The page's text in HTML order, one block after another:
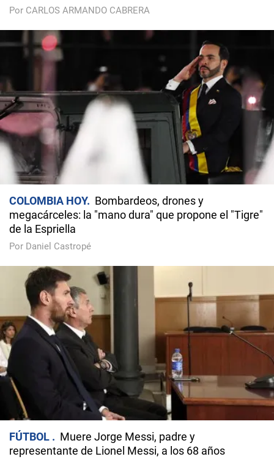
Por CARLOS ARMANDO CABRERA
COLOMBIA HOY
Bombardeos, drones y
megacárceles: la "mano dura" que propone el "Tigre"
de la Espriella
Por Daniel Castropé
FÚTBOL
Muere Jorge Messi, padre y
representante de Lionel Messi, a los 68 años